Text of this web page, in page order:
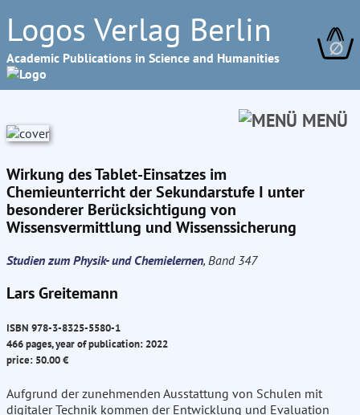
Logos Verlag Berlin
Academic Publications in Science and Humanities ∅
MENÜ
Wirkung des Tablet-Einsatzes im
Chemieunterricht der Sekundarstufe I unter
besonderer Berücksichtigung von
Wissensvermittlung und Wissenssicherung
Studien zum Physik- und Chemielernen, Band 347
Lars Greitemann
ISBN 978-3-8325-5580-1
466 pages, year of publication: 2022
price: 50.00 €
Aufgrund der zunehmenden Ausstattung von Schulen mit
digitaler Technik kommen der Entwicklung und Evaluation